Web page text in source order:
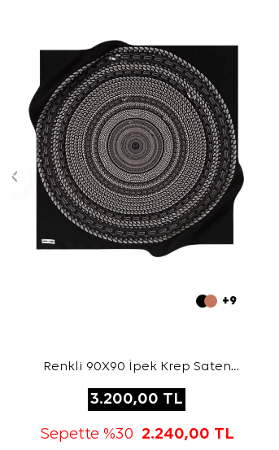
+9
Renkli 90X90 İpek Krep Saten
3.200,00 TL
Sepette %30 2.240,00 TL